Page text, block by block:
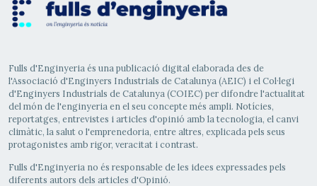
Fulls d'Enginyeria és una publicació digital elaborada des de
l'Associació d'Enginyers Industrials de Catalunya (AEIC) i el Col·legi
d'Enginyers Industrials de Catalunya (COIEC) per difondre l'actualitat
del món de l'enginyeria en el seu concepte més ampli. Notícies,
reportatges, entrevistes i articles d'opinió amb la tecnologia, el canvi
climàtic, la salut o l'emprenedoria, entre altres, explicada pels seus
protagonistes amb rigor, veracitat i contrast.
Fulls d'Enginyeria no és responsable de les idees expressades pels
diferents autors dels articles d'Opinió.